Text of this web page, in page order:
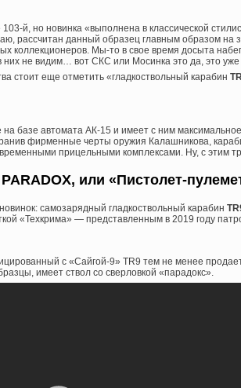
103-й, но новинка «выполнена в классической
рассчитан данный образец главным образом на
коллекционеров. Мы-то в свое время досыта
них не видим… вот СКС или Мосинка это да, это уже
стоит еще отметить «гладкоствольный карабин
базе автомата АК-15 и имеет с ним
фирменные черты оружия Калашникова,
прицельными комплексами. Ну, с этим
PARADOX, или «Пистолет-
самозарядный гладкоствольный карабин
«Техкрима» — представленным в 2019 году
с «Сайгой-9» TR9 тем не менее
имеет ствол со сверловкой «парадокс».